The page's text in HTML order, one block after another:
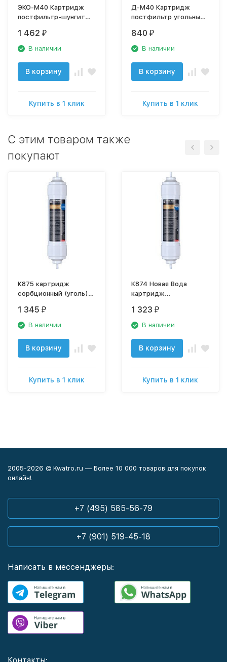
ЭКО-М40 Картридж
постфильтр-шунгит
1 462 ₽
В наличии
В корзину
Купить в 1 клик
Д-М40 Картридж
постфильтр угольный
840 ₽
В наличии
В корзину
Купить в 1 клик
C этим товаром также
покупают
К875 картридж
сорбционный (уголь)
1 345 ₽
В наличии
В корзину
Купить в 1 клик
К874 Новая Вода
картридж
и сорбции (уголь + ПП-
картридж) K874 для
1 323 ₽
В наличии
В корзину
Купить в 1 клик
2005-2026 © Kwatro.ru — Более 10 000 товаров для покупок
онлайн!
+7 (495) 585-56-79
+7 (901) 519-45-18
Написать в мессенджеры: